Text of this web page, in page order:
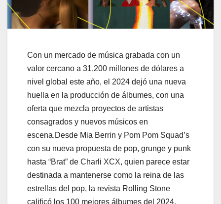
Con un mercado de música grabada con un
valor cercano a 31,200 millones de dólares a
nivel global este año, el 2024 dejó una nueva
huella en la producción de álbumes, con una
oferta que mezcla proyectos de artistas
consagrados y nuevos músicos en
escena.Desde Mia Berrin y Pom Pom Squad’s
con su nueva propuesta de pop, grunge y punk
hasta “Brat” de Charli XCX, quien parece estar
destinada a mantenerse como la reina de las
estrellas del pop, la revista Rolling Stone
calificó los 100 mejores álbumes del 2024.